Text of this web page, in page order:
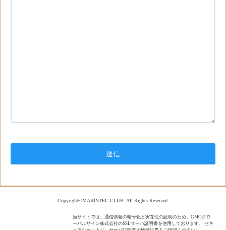
Copyright©MARINTEC CLUB. All Rights Reserved.
当サイトでは、通信情報の暗号化と実在性の証明のため、GMOグロ
ーバルサイン株式会社のSSLサーバ証明書を使用しております。 セキ